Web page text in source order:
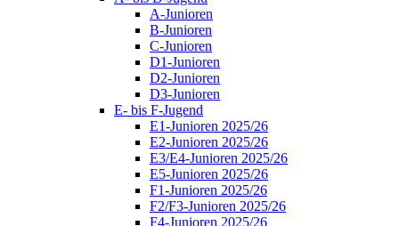
A-Junioren
B-Junioren
C-Junioren
D1-Junioren
D2-Junioren
D3-Junioren
E- bis F-Jugend
E1-Junioren 2025/26
E2-Junioren 2025/26
E3/E4-Junioren 2025/26
E5-Junioren 2025/26
F1-Junioren 2025/26
F2/F3-Junioren 2025/26
F4-Junioren 2025/26